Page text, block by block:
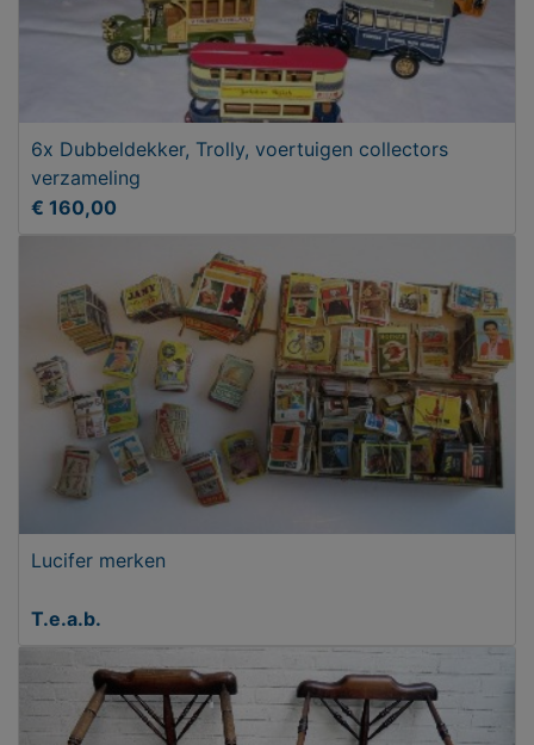
6x Dubbeldekker, Trolly, voertuigen collectors
verzameling
€ 160,00
Lucifer merken
T.e.a.b.